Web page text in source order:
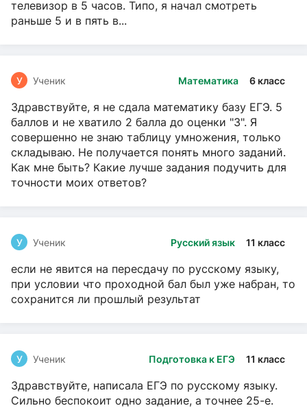
телевизор в 5 часов. Типо, я начал смотреть
раньше 5 и в пять в...
Математика 6 класс
У Ученик
Здравствуйте, я не сдала математику базу ЕГЭ. 5
баллов и не хватило 2 балла до оценки "3". Я
совершенно не знаю таблицу умножения, только
складываю. Не получается понять много заданий.
Как мне быть? Какие лучше задания подучить для
точности моих ответов?
Русский язык 11 класс
У Ученик
если не явится на пересдачу по русскому языку,
при условии что проходной бал был уже набран, то
сохранится ли прошлый результат
Подготовка к ЕГЭ 11 класс
У Ученик
Здравствуйте, написала ЕГЭ по русскому языку.
Сильно беспокоит одно задание, а точнее 25-е.